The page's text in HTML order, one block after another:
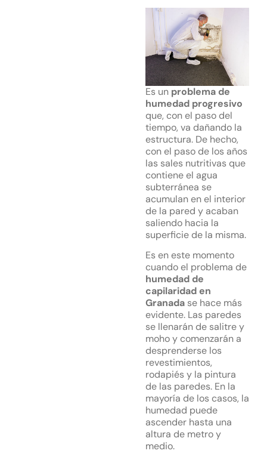
Es un problema de
humedad progresivo
que, con el paso del
tiempo, va dañando la
estructura. De hecho,
con el paso de los años
las sales nutritivas que
contiene el agua
subterránea se
acumulan en el interior
de la pared y acaban
saliendo hacia la
superficie de la misma.
Es en este momento
cuando el problema de
humedad de
capilaridad en
Granadase hace más
evidente. Las paredes
se llenarán de salitre y
moho y comenzarán a
desprenderse los
revestimientos,
rodapiés y la pintura
de las paredes. En la
mayoría de los casos, la
humedad puede
ascender hasta una
altura de metro y
medio.